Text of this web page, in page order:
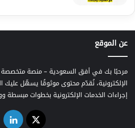
عن الموقع
مرحبًا بك في أفق السعودية – منصة
الإلكترونية، نُقدّم محتوى موثوقًا يسهّل عليك
إجراءات الخدمات الإلكترونية بخطوات مبسطة
‫X